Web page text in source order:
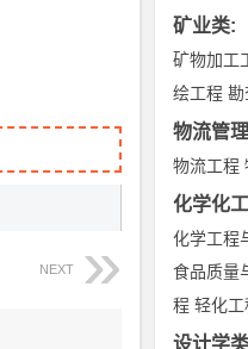
NEXT
矿业类:
矿物加工
绘工程 勘
物流管
物流工程
化学化
化学工程
食品质量
程 轻化工
设计学类